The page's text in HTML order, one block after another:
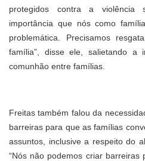
protegidos contra a violência
importância que nós como
problemática. Precisamos
família”, disse ele, salietando a
comunhão entre famílias.
Freitas também falou da
barreiras para que as famílias
assuntos, inclusive a respeito do
“Nós não podemos criar